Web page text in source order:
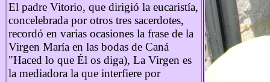
El padre Vitorio, que dirigió la eucaristía,
concelebrada por otros tres sacerdotes,
recordó en varias ocasiones la frase de la
Virgen María en las bodas de Caná
"Haced lo que Él os diga), La Virgen es
la mediadora la que interfiere por